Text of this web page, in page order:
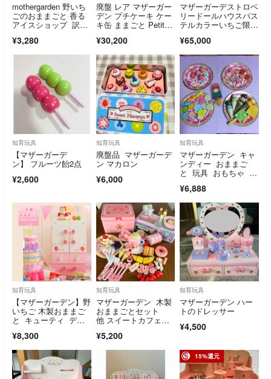
mothergarden 野いち
ごのおままごと 香る
アイスショップ 訳あ
¥3,280
廃盤 レア マザーガー
デン プチケーキ ケー
キ缶 ままごと PetitCa
¥30,200
マザーガーデストロベ
リードールハウスパス
テルカラーいちご限定
¥65,000
知育玩具
【マザーガーデ
ン】 フルーツ飴2点
¥2,600
知育玩具
廃盤品 マザーガーデ
ン マカロン
¥6,000
知育玩具
マザーガーデン キャ
ンディー おままご
と 玩具 おもちゃ イ
¥6,888
知育玩具
【マザーガーデン】野
いちご 木製おままご
と キューティ デラ
¥8,300
知育玩具
マザーガーデン 木製
おままごとセット
他 スイートカフェリ
¥5,200
知育玩具
マザーガーデン ハー
トのドレッサー
¥4,500
15%還元